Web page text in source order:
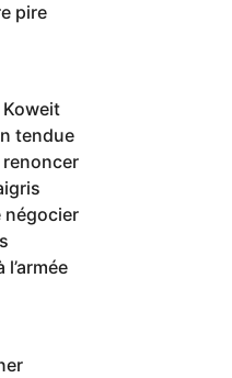
pire
Koweit
tendue
négocier